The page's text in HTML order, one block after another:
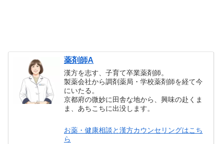
薬剤師A
漢方を志す、子育て卒業薬剤師。
製薬会社から調剤薬局・学校薬剤師を経て今
にいたる。
京都府の微妙に田舎な地から、興味の赴くま
ま、あちこちに出没します。
お薬・健康相談と漢方カウンセリングはこち
ら